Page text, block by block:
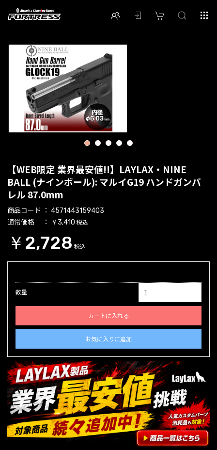
1 2 3 4 5
【WEB限定 業界最安値!!】LAYLAX・NINE
BALL (ナインボール): マルイG19 ハンドガンバ
レル 87.0mm
商品コード 4571443159403
通常価格 ￥3,410 税込
￥2,728 税込
数量
カートに入れる
お気に入りに追加